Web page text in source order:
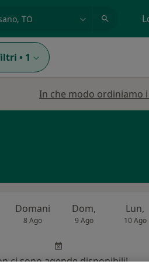
• 1
In che modo ordiniamo
Domani
8 Ago
Dom,
9 Ago
Lun,
10 Ago
ci sono agende disponibili!